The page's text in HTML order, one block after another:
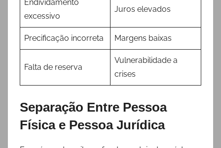
Endividamento
excessivo
Juros elevados
Precificação incorreta Margens baixas
Falta de reserva
Vulnerabilidade a
crises
Separação Entre Pessoa
Física e Pessoa Jurídica